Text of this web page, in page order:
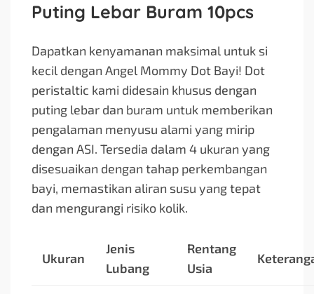
Puting Lebar Buram 10pcs
Dapatkan kenyamanan maksimal untuk si
kecil dengan Angel Mommy Dot Bayi! Dot
peristaltic kami didesain khusus dengan
puting lebar dan buram untuk memberikan
pengalaman menyusu alami yang mirip
dengan ASI. Tersedia dalam 4 ukuran yang
disesuaikan dengan tahap perkembangan
bayi, memastikan aliran susu yang tepat
dan mengurangi risiko kolik.
Ukuran
Jenis
Lubang
Rentang
Usia